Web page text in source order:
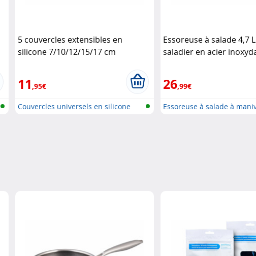
5 couvercles extensibles en
silicone 7/10/12/15/17 cm
11 ,95€
Couvercles universels en silicone
Essoreuse à salade 4,7
saladier en acier
26,99€
Essoreuse à salade à